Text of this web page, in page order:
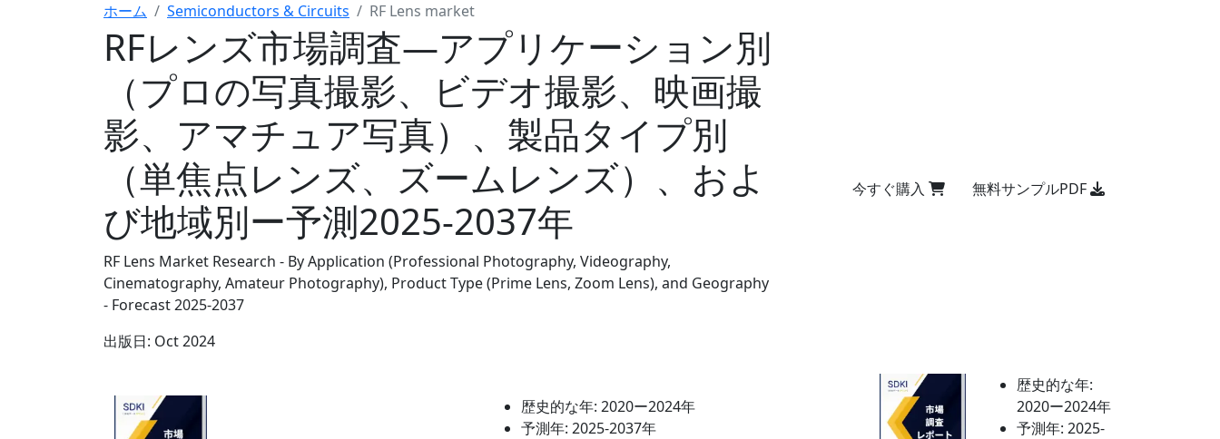
ホーム Semiconductors & Circuits RF Lens market
RFレンズ市場調査―アプリケーション別
（プロの写真撮影、ビデオ撮影、映画撮
影、アマチュア写真）、製品タイプ別
（単焦点レンズ、ズームレンズ）、およ
び地域別ー予測2025-2037年
RF Lens Market Research - By Application (Professional Photography, Videography,
Cinematography, Amateur Photography), Product Type (Prime Lens, Zoom Lens), and Geography
- Forecast 2025-2037
出版日: Oct 2024
今すぐ購入 無料サンプルPDF
歴史的な年: 2020ー2024年
予測年: 2025-2037年
歴史的な年:
2020ー2024年
予測年: 2025-